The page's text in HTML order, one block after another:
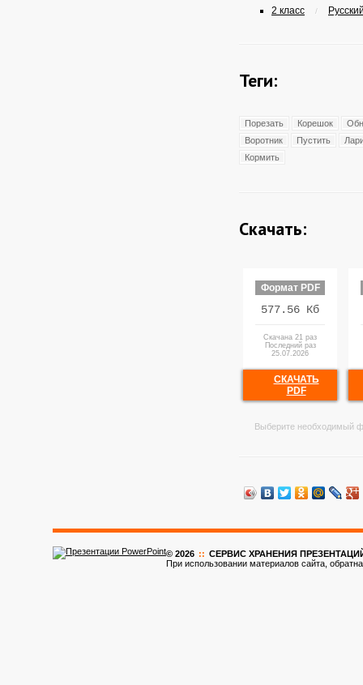
2 класс /
Теги:
Порезать Корешок
Воротник
Пустить
Кормить
Скачать:
Формат PDF
577.56 Кб
Скачана 21 раз
Последний раз
25.07.2026
СКАЧАТЬ
PDF
Выберите необходимый
© 2026 :: CЕРВИС ХРАНЕНИЯ ПРЕЗЕНТАЦИЙ
При использовании материалов сайта,